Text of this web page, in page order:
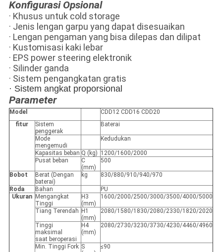
Konfigurasi Opsional
· Khusus untuk cold storage
· Jenis lengan garpu yang dapat disesuaikan
· Lengan pengaman yang bisa dilepas dan dilipat
· Kustomisasi kaki lebar
· EPS power steering elektronik
· Silinder ganda
· Sistem pengangkatan gratis
· Sistem angkat proporsional
Parameter
Model
CDD12 CDD16 CDD20
fitur
Sistem
penggerak
Baterai
Mode
mengemudi
Kedudukan
Kapasitas beban Q (kg) 1200/1600/2000
Pusat beban
C
(mm)
500
Bobot
Berat (Dengan
baterai)
kg 830/880/910/940/970
Roda Bahan
PU
Ukuran Mengangkat
Tinggi
H3
(mm)
1600/2000/2500/3000/3500/4000/5000
Tiang Terendah H1
(mm)
2080/1580/1830/2080/2330/1820/2020
Tinggi
maksimal
saat beroperasi
H4
(mm)
2080/2730/3230/3730/4230/4460/4960
Min. Tinggi Fork S
≤90